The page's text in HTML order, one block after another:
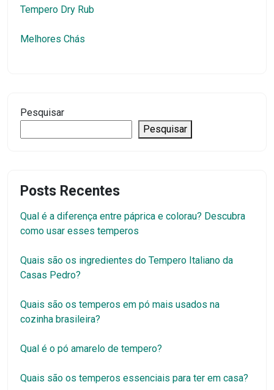
Tempero Dry Rub
Melhores Chás
Pesquisar
Pesquisar
Posts Recentes
Qual é a diferença entre páprica e colorau? Descubra
como usar esses temperos
Quais são os ingredientes do Tempero Italiano da
Casas Pedro?
Quais são os temperos em pó mais usados na
cozinha brasileira?
Qual é o pó amarelo de tempero?
Quais são os temperos essenciais para ter em casa?